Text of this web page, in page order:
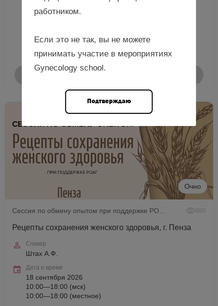
Очно
980
Рецепты сохранения женского здоровья, г. Пенза
Спикер
Штах А.Ф.
Дата и время
18 сентября 2026
10:00—18:00 (мск)
10:00—18:00 (местное)
работником.
Если это не так, вы не можете
принимать участие в мероприятиях
Gynecology school.
Подтверждаю